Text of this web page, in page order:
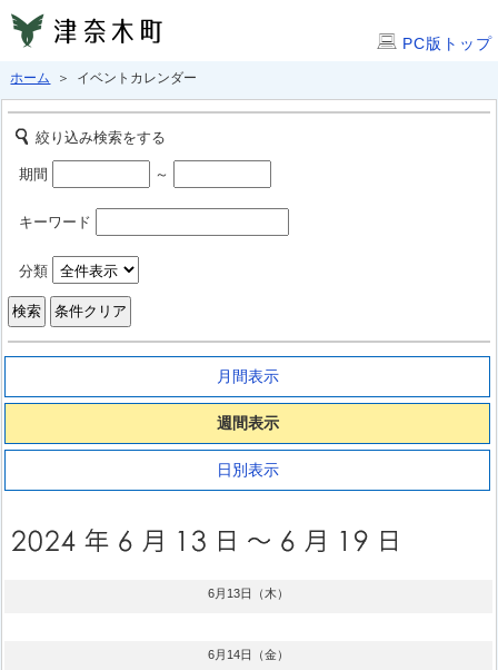
PC版トップ
ホーム ＞ イベントカレンダー
絞り込み検索をする
期間 ～
キーワード
分類
月間表示
週間表示
日別表示
6月13日（木）
6月14日（金）